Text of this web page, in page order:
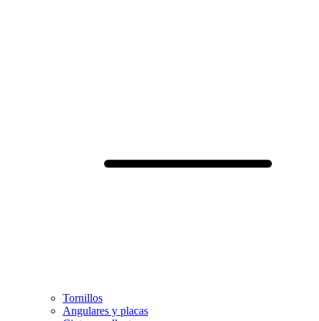
Tornillos
Angulares y placas